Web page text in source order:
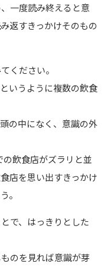
一度読み終えると意
返すきっかけそのもの
ください。
いうように複数の飲食
の中になく、意識の外
飲食店がズラリと並
店を思い出すきっかけ
。
で、はっきりとした
のを見れば意識が芽